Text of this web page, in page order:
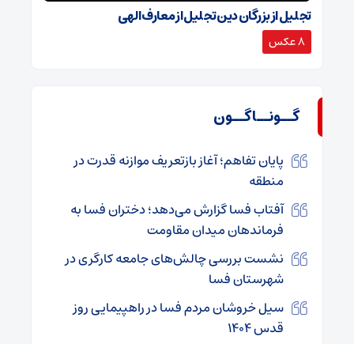
تجلیل از بزرگان دین تجلیل از معارف الهی
8 عکس
گــونــاگــون
پایان تفاهم؛ آغاز بازتعریف موازنه قدرت در
منطقه
آفتاب فسا گزارش می‌دهد؛ دختران فسا به
فرماندهان میدان مقاومت
نشست بررسی چالش‌های جامعه کارگری در
شهرستان فسا
سیل خروشان مردم فسا در راهپیمایی روز
قدس ۱۴۰۴